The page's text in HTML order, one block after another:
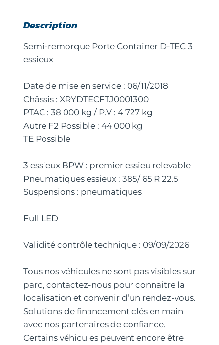
Description
Semi-remorque Porte Container D-TEC 3
essieux
Date de mise en service : 06/11/2018
Châssis : XRYDTECFTJ0001300
PTAC : 38 000 kg / P.V : 4 727 kg
Autre F2 Possible : 44 000 kg
TE Possible
3 essieux BPW : premier essieu relevable
Pneumatiques essieux : 385/ 65 R 22.5
Suspensions : pneumatiques
Full LED
Validité contrôle technique : 09/09/2026
Tous nos véhicules ne sont pas visibles sur
parc, contactez-nous pour connaitre la
localisation et convenir d’un rendez-vous.
Solutions de financement clés en main
avec nos partenaires de confiance.
Certains véhicules peuvent encore être